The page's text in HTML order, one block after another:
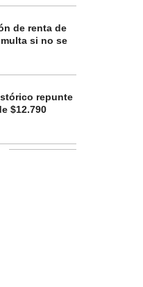
de renta de
si no se
repunte
$12.790